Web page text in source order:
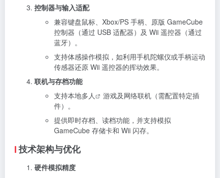
控制器与输入适配
兼容键盘鼠标、Xbox/PS 手柄、原版 GameCube
控制器（通过 USB 适配器）及 Wii 遥控器（通过
蓝牙）。
支持体感操作模拟，如利用手机陀螺仪或手柄运动
传感器还原 Wii 遥控器的挥动效果。
联机与存档功能
支持本地多人
游戏及网络联机（需配置特定插
件）。
提供即时存档、读档功能，并支持模拟
GameCube 存储卡和 Wii 闪存。
技术架构与优化
硬件模拟精度